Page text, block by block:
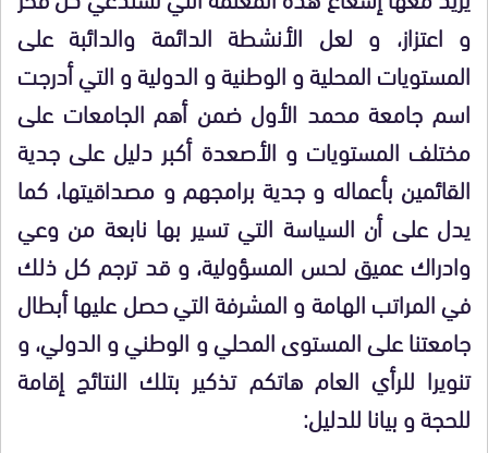
و اعتزاز، و لعل الأنشطة الدائمة والدائبة على
المستويات المحلية و الوطنية و الدولية و التي أدرجت
اسم جامعة محمد الأول ضمن أهم الجامعات على
مختلف المستويات و الأصعدة أكبر دليل على جدية
القائمين بأعماله و جدية برامجهم و مصداقيتها، كما
يدل على أن السياسة التي تسير بها نابعة من وعي
وادراك عميق لحس المسؤولية، و قد ترجم كل ذلك
في المراتب الهامة و المشرفة التي حصل عليها أبطال
جامعتنا على المستوى المحلي و الوطني و الدولي، و
تنويرا للرأي العام هاتكم تذكير بتلك النتائج إقامة
للحجة و بيانا للدليل: